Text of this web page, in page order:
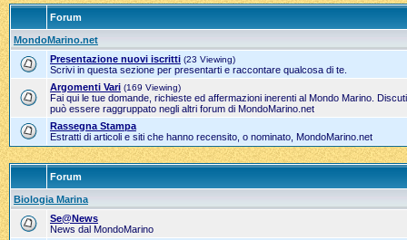
Forum
MondoMarino.net
Presentazione nuovi iscritti (23 Viewing)
Scrivi in questa sezione per presentarti e raccontare qualcosa di te.
Argomenti Vari (169 Viewing)
Fai qui le tue domande, richieste ed affermazioni inerenti al Mondo Marino.
può essere raggruppato negli altri forum di MondoMarino.net
Rassegna Stampa
Estratti di articoli e siti che hanno recensito, o nominato, MondoMarino.net
Forum
Biologia Marina
Se@News
News dal MondoMarino